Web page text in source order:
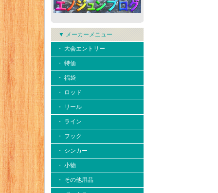
▼ メーカーメニュー
・ 大会エントリー
・ 特価
・ 福袋
・ ロッド
・ リール
・ ライン
・ フック
・ シンカー
・ 小物
・ その他用品